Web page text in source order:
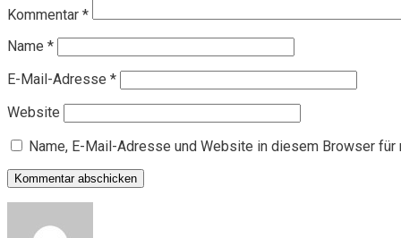
Kommentar *
Name *
E-Mail-Adresse *
Website
Name, E-Mail-Adresse und Website in diesem Browser